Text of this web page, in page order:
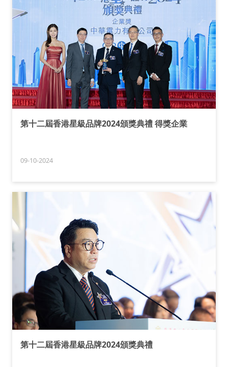
第十二屆香港星級品牌2024頒獎典禮 得獎企業
09-10-2024
第十二屆香港星級品牌2024頒獎典禮